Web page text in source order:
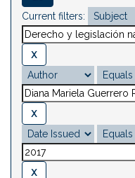
Current filters: